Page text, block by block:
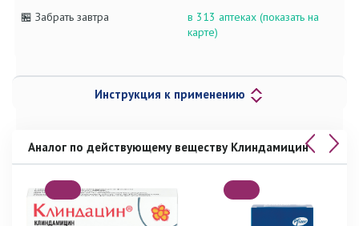
🏪 Забрать завтра
в 313 аптеках (показать на
карте)
Инструкция к применению
Аналог по действующему веществу Клиндамицин